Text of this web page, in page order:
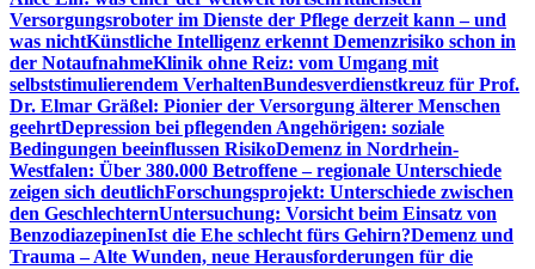
Versorgungsroboter im Dienste der Pflege derzeit kann – und
was nichtKünstliche Intelligenz erkennt Demenzrisiko schon in
der NotaufnahmeKlinik ohne Reiz: vom Umgang mit
selbststimulierendem VerhaltenBundesverdienstkreuz für Prof.
Dr. Elmar Gräßel: Pionier der Versorgung älterer Menschen
geehrtDepression bei pflegenden Angehörigen: soziale
Bedingungen beeinflussen RisikoDemenz in Nordrhein-
Westfalen: Über 380.000 Betroffene – regionale Unterschiede
zeigen sich deutlichForschungsprojekt: Unterschiede zwischen
den GeschlechternUntersuchung: Vorsicht beim Einsatz von
BenzodiazepinenIst die Ehe schlecht fürs Gehirn?Demenz und
Trauma – Alte Wunden, neue Herausforderungen für die